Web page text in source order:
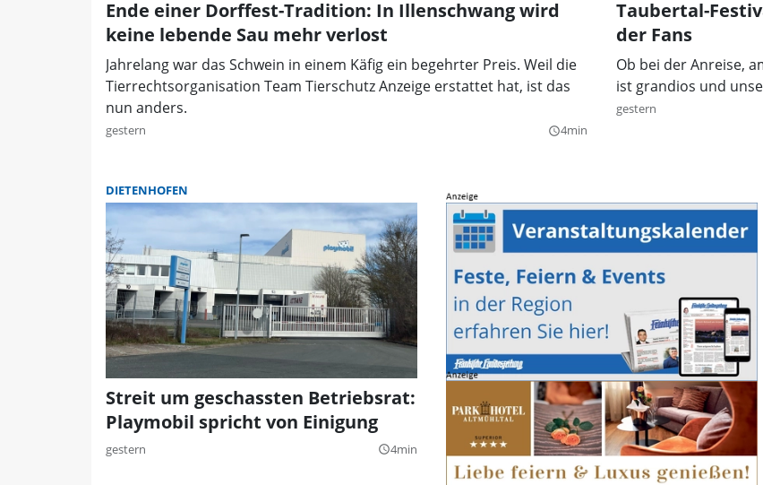
Ende einer Dorffest-Tradition: In Illenschwang wird
keine lebende Sau mehr verlost
Jahrelang war das Schwein in einem Käfig ein begehrter Preis. Weil die
Tierrechtsorganisation Team Tierschutz Anzeige erstattet hat, ist das
nun anders.
gestern query_builder4min
Taubertal-
der Fans
Ob bei der Anreise,
ist grandios und
gestern
DIETENHOFEN
Streit um geschassten Betriebsrat:
Playmobil spricht von Einigung
gestern query_builder4min